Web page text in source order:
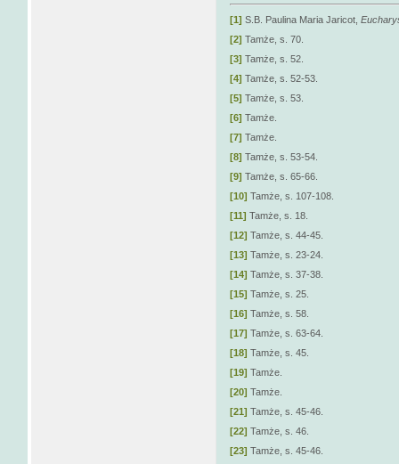
[1] S.B. Paulina Maria Jaricot,
[2] Tamże, s. 70.
[3] Tamże, s. 52.
[4] Tamże, s. 52-53.
[5] Tamże, s. 53.
[6] Tamże.
[7] Tamże.
[8] Tamże, s. 53-54.
[9] Tamże, s. 65-66.
[10] Tamże, s. 107-108.
[11] Tamże, s. 18.
[12] Tamże, s. 44-45.
[13] Tamże, s. 23-24.
[14] Tamże, s. 37-38.
[15] Tamże, s. 25.
[16] Tamże, s. 58.
[17] Tamże, s. 63-64.
[18] Tamże, s. 45.
[19] Tamże.
[20] Tamże.
[21] Tamże, s. 45-46.
[22] Tamże, s. 46.
[23] Tamże, s. 45-46.